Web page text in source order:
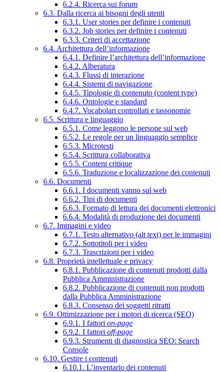
6.2.4. Ricerca sui forum
6.3. Dalla ricerca ai bisogni degli utenti
6.3.1. User stories per definire i contenuti
6.3.2. Job stories per definire i contenuti
6.3.3. Criteri di accettazione
6.4. Architettura dell’informazione
6.4.1. Definire l’architettura dell’informazione
6.4.2. Alberatura
6.4.3. Flussi di interazione
6.4.4. Sistemi di navigazione
6.4.5. Tipologie di contenuto (content type)
6.4.6. Ontologie e standard
6.4.7. Vocabolari controllati e tassonomie
6.5. Scrittura e linguaggio
6.5.1. Come leggono le persone sul web
6.5.2. Le regole per un linguaggio semplice
6.5.3. Microtesti
6.5.4. Scrittura collaborativa
6.5.5. Content critique
6.5.6. Traduzione e localizzazione dei contenuti
6.6. Documenti
6.6.1. I documenti vanno sul web
6.6.2. Tipi di documenti
6.6.3. Formato di lettura dei documenti elettronici
6.6.4. Modalità di produzione dei documenti
6.7. Immagini e video
6.7.1. Testo alternativo (alt text) per le immagini
6.7.2. Sottotitoli per i video
6.7.3. Trascrizioni per i video
6.8. Proprietà intellettuale e privacy
6.8.1. Pubblicazione di contenuti prodotti dalla
Pubblica Amministrazione
6.8.2. Pubblicazione di contenuti non prodotti
dalla Pubblica Amministrazione
6.8.3. Consenso dei soggetti ritratti
6.9. Ottimizzazione per i motori di ricerca (SEO)
6.9.1. I fattori on-page
6.9.2. I fattori off-page
6.9.3. Strumenti di diagnostica SEO: Search
Console
6.10. Gestire i contenuti
6.10.1. L’inventario dei contenuti